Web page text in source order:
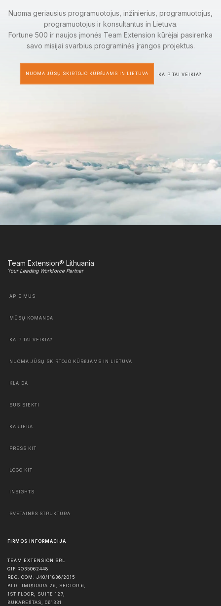
Nuoma geriausius programuotojus, inžinierius, programuotojus,
programuotojus ir konsultantus in Lietuva.
Fortune 500 ir naujos įmonės Team Extension kūrėjai pasirenka
savo misijai svarbius programinės įrangos projektus.
NUOMA JŪSŲ SKIRTOJO KŪRĖJAMS IN LIETUVA KAIP TAI VEIKIA?
Team Extension® Lithuania
Your Leading Workforce Partner
APIE MUS
MŪSŲ KOMANDA
KAIP TAI VEIKIA?
NUOMA JŪSŲ SKIRTOJO KŪRĖJAMS IN LIETUVA
KLAIDA
SUSISIEKTI
KARJERA
PRESS KIT
LOGO KIT
INSIGHTS
SVETAINĖS STRUKTŪRA
FIRMOS INFORMACIJA
TEAM EXTENSION SRL
CIF RO35062448
REG. COM. J40/11836/2015
BLD TIMIȘOARA 26, SECTOR 6,
1ST FLOOR, SUITE 127,
BUKAREŠTAS, 061331